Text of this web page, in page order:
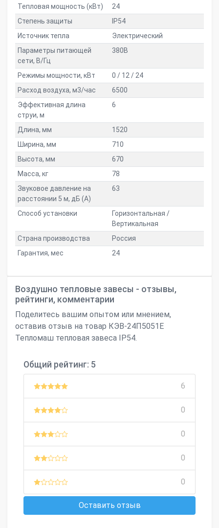
Тепловая мощность (кВт)
24
Степень защиты
IP54
Источник тепла
Электрический
Параметры питающей
сети, В/Гц
380В
Режимы мощности, кВт
0 / 12 / 24
Расход воздуха, м3/час
6500
Эффективная длина
струи, м
6
Длина, мм
1520
Ширина, мм
710
Высота, мм
670
Масса, кг
78
Звуковое давление на
расстоянии 5 м, дБ (A)
63
Способ установки
Горизонтальная /
Вертикальная
Страна производства
Россия
Гарантия, мес
24
Воздушно тепловые завесы - отзывы,
рейтинги, комментарии
Поделитесь вашим опытом или мнением,
оставив отзыв на товар КЭВ-24П5051Е
Тепломаш тепловая завеса IP54.
Общий рейтинг: 5
6
0
0
0
0
Оставить отзыв